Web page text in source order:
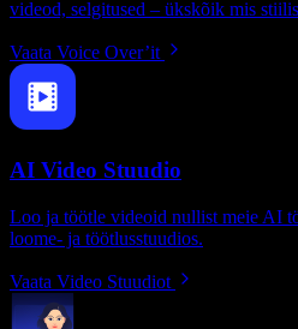
videod, selgitused – ükskõik mis
Vaata Voice Over’it
AI Video Stuudio
Loo ja töötle videoid nullist meie AI
loome- ja töötlusstuudios.
Vaata Video Stuudiot